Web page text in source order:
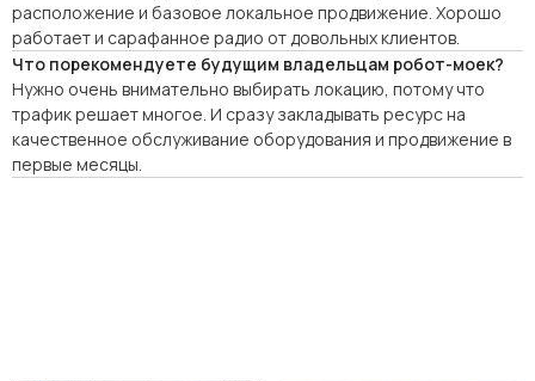
расположение и базовое локальное продвижение. Хорошо
работает и сарафанное радио от довольных клиентов.
Что порекомендуете будущим владельцам робот-моек?
Нужно очень внимательно выбирать локацию, потому что
трафик решает многое. И сразу закладывать ресурс на
качественное обслуживание оборудования и продвижение в
первые месяцы.